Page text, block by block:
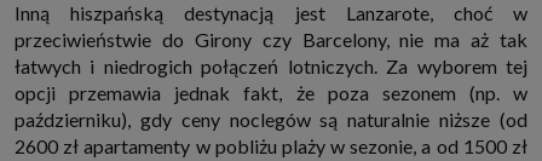
Inną hiszpańską destynacją jest Lanzarote, choć w
przeciwieństwie do Girony czy Barcelony, nie ma aż tak
łatwych i niedrogich połączeń lotniczych. Za wyborem tej
opcji przemawia jednak fakt, że poza sezonem (np. w
październiku), gdy ceny noclegów są naturalnie niższe (od
2600 zł apartamenty w pobliżu plaży w sezonie, a od 1500 zł